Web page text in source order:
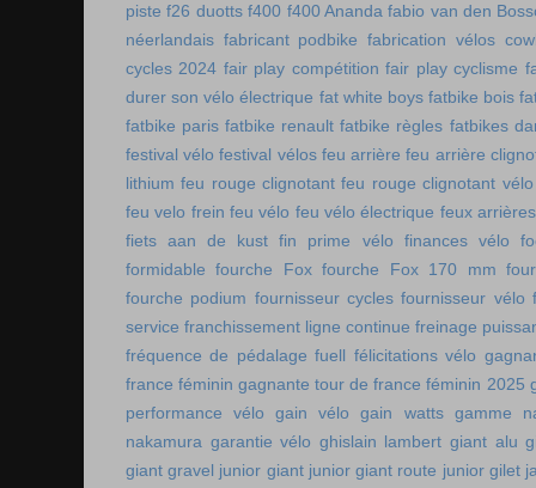
piste f26 duotts f400 f400 Ananda fabio van den
néerlandais fabricant podbike fabrication vélos
cycles 2024 fair play compétition fair play cyclisme
durer son vélo électrique fat white boys fatbike bois
fatbike paris fatbike renault fatbike règles fatbikes
festival vélo festival vélos feu arrière feu arrière
lithium feu rouge clignotant feu rouge clignotant vélo
feu velo frein feu vélo feu vélo électrique feux
fiets aan de kust fin prime vélo finances vélo
formidable fourche Fox fourche Fox 170 mm
fourche podium fournisseur cycles fournisseur vélo
service franchissement ligne continue freinage
fréquence de pédalage fuell félicitations vélo
france féminin gagnante tour de france féminin 2025
performance vélo
gain vélo gain watts gamme
nakamura garantie vélo ghislain lambert giant alu
giant gravel junior giant junior giant route junior gilet